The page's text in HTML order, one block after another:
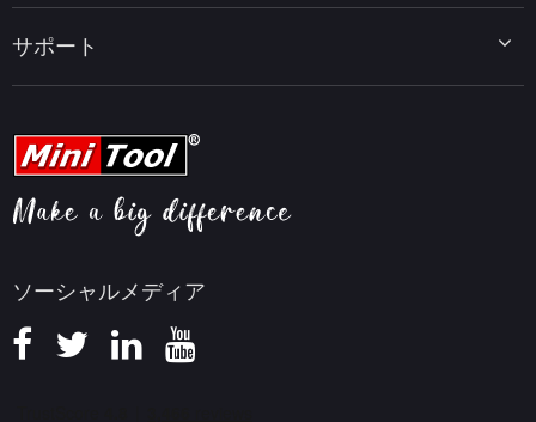
ソーシャルメディア
MiniTool MovieMaker
MiniTool uTube Downloader
PDF編集ヒント
動画編集ヒント
ビデオ変換ヒント
画面録画ヒント
知識ベース
MiniTool ニュースセンター
サポート
ヘルプ